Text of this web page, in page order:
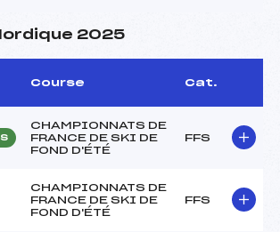
2025
Course Cat.
CHAMPIONNATS DE
FRANCE DE SKI DE
FOND D'ÉTÉ
FFS
CHAMPIONNATS DE
FRANCE DE SKI DE
FOND D'ÉTÉ
FFS